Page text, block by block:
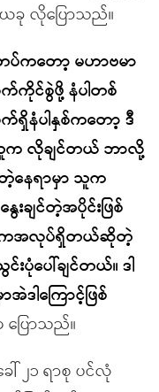
ခု လိုပြောသည်။
ပ်ကတော့ မဟာဗမာ
ကိုင်စွဲဖို့ နံပါတစ်
နံပါနှစ်ကတော့ ဒီ
ကိုသူက လိုချင်တယ် ဘာလို့
နေရာမှာ သူက
ေးချင်တဲ့အပိုင်းဖြစ်
ပ်ကအလုပ်ရှိတယ်ဆိုတဲ့
ပုံပေါ်ချင်တယ်။ ဒါ
ဒါကြောင့်ဖြစ်
ပြောသည်။
ါ် ၂၁ ရာစု ပင်လုံ